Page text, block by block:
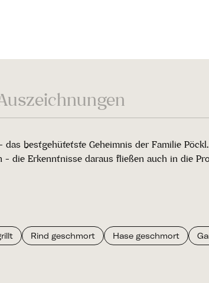
bestgehütetste Geheimnis der Familie
die Erkenntnisse daraus fließen auch in die
Rind geschmort Hase geschmort